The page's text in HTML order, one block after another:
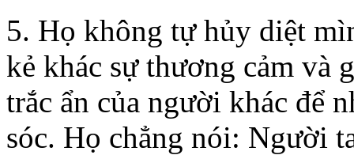
5. Họ không tự hủy diệt
kẻ khác sự thương cảm
trắc ẩn của người khác để
sóc. Họ chẳng nói: Người